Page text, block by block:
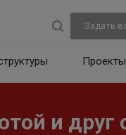
Задать
Проекты
и друг